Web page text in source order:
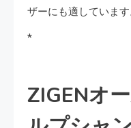
ザーにも適しています
*
ZIGENオ